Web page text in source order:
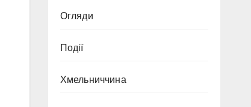
Огляди
Події
Хмельниччина